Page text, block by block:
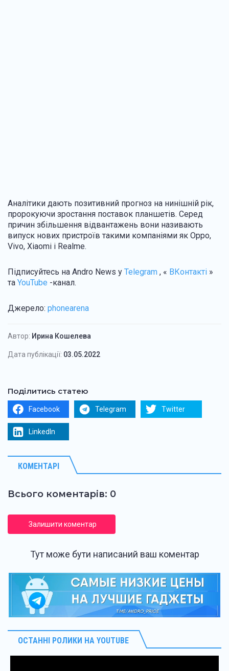
Аналітики дають позитивний прогноз на нинішній рік,
пророкуючи зростання поставок планшетів. Серед
причин збільшення відвантажень вони називають
випуск нових пристроїв такими компаніями як Oppo,
Vivo, Xiaomi і Realme.
Підписуйтесь на Andro News у Telegram , « ВКонтакті »
та YouTube -канал .
Джерело: phonearena
Автор: Ирина Кошелева
Дата публікації: 03.05.2022
Поділитись статею
Facebook Telegram Twitter
LinkedIn
КОМЕНТАРІ
Всього коментарів: 0
Залишити коментар
Тут може бути написаний ваш коментар
ОСТАННІ РОЛИКИ НА YOUTUBE